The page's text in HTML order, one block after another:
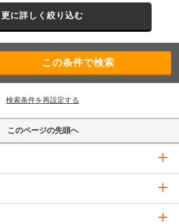
更に詳しく絞り込む
検索条件を再設定する
このページの先頭へ